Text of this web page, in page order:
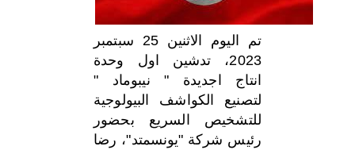
تم اليوم الاثنين 25 سبتمبر
2023، تدشين اول وحدة
انتاج اجديدة " نيبوماد "
لتصنيع الكواشف البيولوجية
للتشخيص السريع بحضور
رئيس شركة "يونسمتد"، رضا